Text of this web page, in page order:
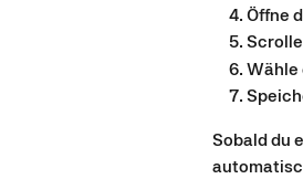
Öffne
Wähle
Sobald du